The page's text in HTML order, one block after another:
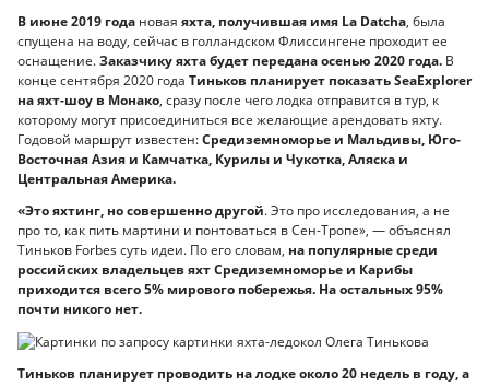
В июне 2019 года новая яхта, получившая имя La Datcha, была
спущена на воду, сейчас в голландском Флиссингене проходит ее
оснащение.Заказчику яхта будет передана осенью 2020 года. В
конце сентября 2020 года Тиньков планирует показать SeaExplorer
на яхт-шоу в Монако, сразу после чего лодка отправится в тур, к
которому могут присоединиться все желающие арендовать яхту.
Годовой маршрут известен:Средиземноморье и Мальдивы, Юго-
Восточная Азия и Камчатка, Курилы и Чукотка, Аляска и
Центральная Америка.
«Это яхтинг, но совершенно другой. Это про исследования, а не
про то, как пить мартини и понтоваться в Сен-Тропе», — объяснял
Тиньков Forbes суть идеи. По его словам, на популярные среди
российских владельцев яхт Средиземноморье и Карибы
приходится всего 5% мирового побережья. На остальных 95%
почти никого нет.
Тиньков планирует проводить на лодке около 20 недель в году, а